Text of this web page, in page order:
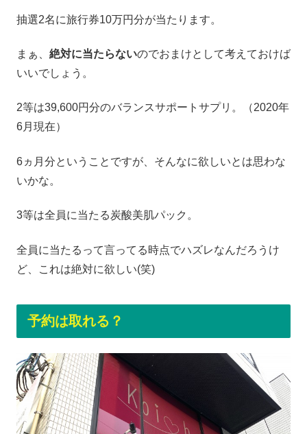
抽選2名に旅行券10万円分が当たります。
まぁ、 絶対に当たらないのでおまけとして考えておけば
いいでしょう。
2等は39,600円分のバランスサポートサプリ。（2020年
6月現在）
6ヵ月分ということですが、そんなに欲しいとは思わな
いかな。
3等は全員に当たる炭酸美肌パック。
全員に当たるって言ってる時点でハズレなんだろうけ
ど、これは絶対に欲しい(笑)
予約は取れる？